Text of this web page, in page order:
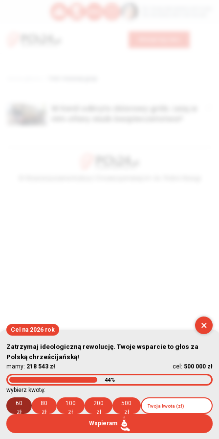
×
Cel na 2026 rok
Zatrzymaj ideologiczną rewolucję. Twoje wsparcie to głos za
Polską chrześcijańską!
mamy: 218 543 zł cel: 500 000 zł
44%
wybierz kwotę:
60
zł
80
zł
100
zł
200
zł
500
zł
Wspieram